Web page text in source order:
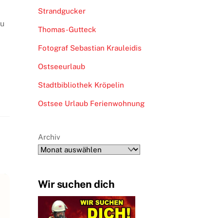
Strandgucker
Thomas-Gutteck
Fotograf Sebastian Krauleidis
Ostseeurlaub
Stadtbibliothek Kröpelin
Ostsee Urlaub Ferienwohnung
Archiv
Wir suchen dich